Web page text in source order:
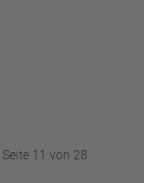
Seite 11 von 28